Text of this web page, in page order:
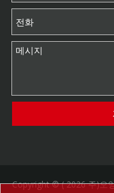
Copyright © (2026주)오